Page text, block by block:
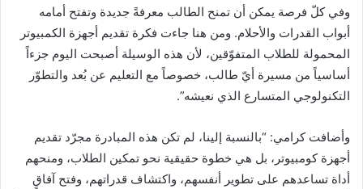
وفي كلّ فرصة يمكن أن تمنح الطالب معرفةً جديدة وتفتح أمامه
أبواب القدرات والأحلام. ومن هنا جاءت فكرة تقديم أجهزة الكمبيوتر
المحمولة للطلاب المتفوّقين، لأن هذه الوسيلة أصبحت اليوم جزءاً
أساسياً من مسيرة أيّ طالب، خصوصاً مع التعليم عن بُعد والتطوّر
التكنولوجي المتسارع الذي نعيشه”.
وأضافت كرامي: “بالنسبة إلينا، لم تكن هذه المبادرة مجرّد تقديم
أجهزة كومبيوتر، بل هي خطوة حقيقية نحو تمكين الطلاب، ومنحهم
أداة تساعدهم على تطوير أنفسهم، واكتشاف قدراتهم، وفتح آفاقٍ